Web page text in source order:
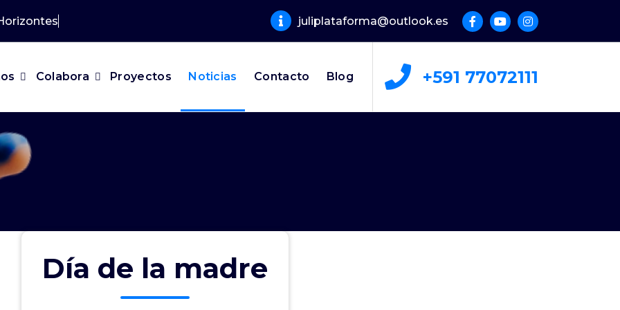
juliplataforma@outlook.es
Colabora Proyectos Noticias Contacto Blog +591 77072111
Día de la madre